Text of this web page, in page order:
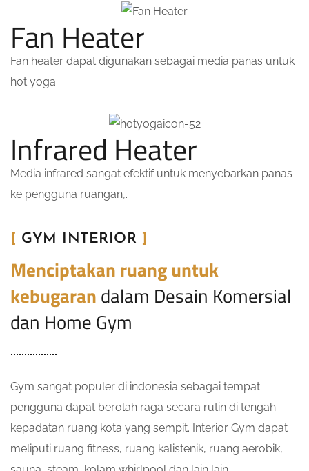
Fan Heater
Fan heater dapat digunakan sebagai media panas untuk
hot yoga
Infrared Heater
Media infrared sangat efektif untuk menyebarkan panas
ke pengguna ruangan,.
[ GYM INTERIOR ]
Menciptakan ruang untuk
kebugarandalam Desain Komersial
dan Home Gym
Gym sangat populer di indonesia sebagai tempat
pengguna dapat berolah raga secara rutin di tengah
kepadatan ruang kota yang sempit. Interior Gym dapat
meliputi ruang fitness, ruang kalistenik, ruang aerobik,